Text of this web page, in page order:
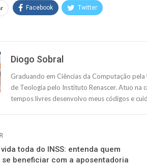
Facebook Twitter
Diogo Sobral
Graduando em Ciências da Computação
de Teologia pelo Instituto Renascer. Atuo na
tempos livres desenvolvo meus códigos e
toda do INSS: entenda quem
se beneficiar com a aposentadoria